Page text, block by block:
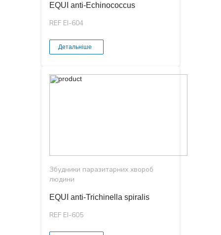
EQUI anti-Echinococcus
REF EI-604
Детальніше
Збудники паразитарних хвороб
людини
EQUI anti-Trichinella spiralis
REF EI-605